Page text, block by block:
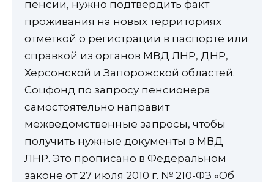
пенсии, нужно подтвердить факт
проживания на новых территориях
отметкой о регистрации в паспорте или
справкой из органов МВД ЛНР, ДНР,
Херсонской и Запорожской областей.
Соцфонд по запросу пенсионера
самостоятельно направит
межведомственные запросы, чтобы
получить нужные документы в МВД
ЛНР. Это прописано в Федеральном
законе от 27 июля 2010 г. № 210-ФЗ «Об